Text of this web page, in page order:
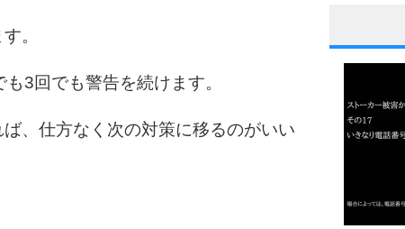
。
3回でも警告を続けます。
、仕方なく次の対策に移るのがいい
1
3